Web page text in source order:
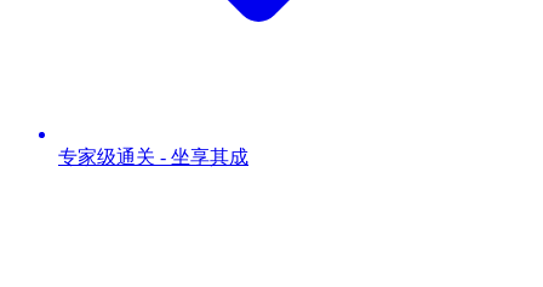
专家级通关 - 坐享其成